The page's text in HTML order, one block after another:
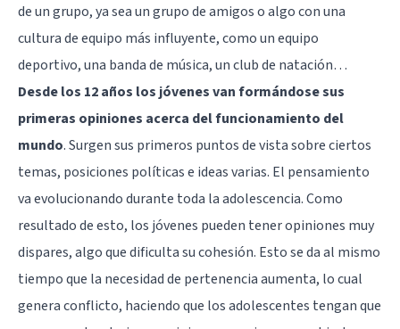
de un grupo, ya sea un grupo de amigos o algo con una
cultura de equipo más influyente, como un equipo
deportivo, una banda de música, un club de natación…
Desde los 12 años los jóvenes van formándose sus
primeras opiniones acerca del funcionamiento del
mundo. Surgen sus primeros puntos de vista sobre ciertos
temas, posiciones políticas e ideas varias. El pensamiento
va evolucionando durante toda la adolescencia. Como
resultado de esto, los jóvenes pueden tener opiniones muy
dispares, algo que dificulta su cohesión. Esto se da al mismo
tiempo que la necesidad de pertenencia aumenta, lo cual
genera conflicto, haciendo que los adolescentes tengan que